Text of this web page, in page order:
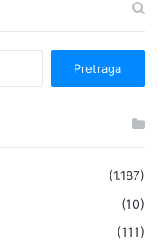
(1.187)
(10)
(111)